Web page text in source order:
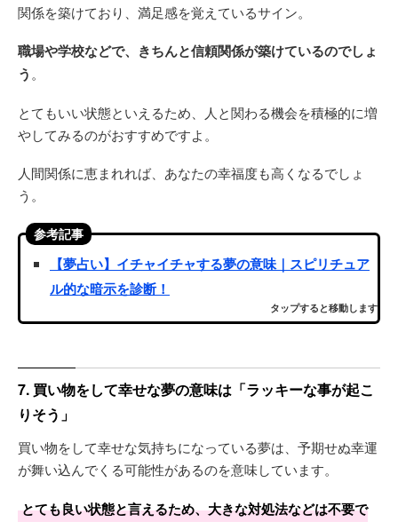
関係を築けており、満足感を覚えているサイン。
職場や学校などで、きちんと信頼関係が築けているのでしょ
う 。
とてもいい状態といえるため、人と関わる機会を積極的に増
やしてみるのがおすすめですよ。
人間関係に恵まれれば、あなたの幸福度も高くなるでしょ
う。
参考記事
【夢占い】イチャイチャする夢の意味｜スピリチュア
ル的な暗示を診断！
タップすると移動します
7. 買い物をして幸せな夢の意味は「ラッキーな事が起こ
りそう」
買い物をして幸せな気持ちになっている夢は、予期せぬ幸運
が舞い込んでくる可能性があるのを意味しています。
とても良い状態と言えるため、大きな対処法などは不要で